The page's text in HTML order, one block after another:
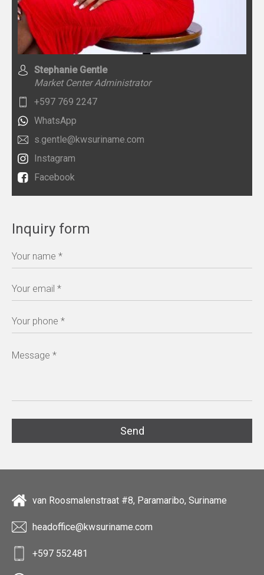
Stephanie Gentle
Market Center Administrator
+597 769 2247
WhatsApp
s.gentle@kwsuriname.com
Instagram
Facebook
Inquiry form
van Roosmalenstraat #8, Paramaribo, Suriname
headoffice@kwsuriname.com
+597 552481